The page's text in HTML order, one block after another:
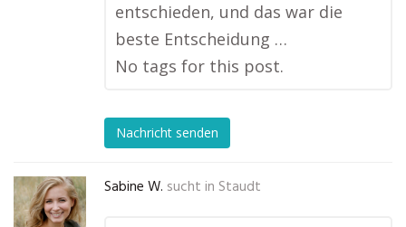
entschieden, und das war die
beste Entscheidung …
No tags for this post.
Nachricht senden
Sabine W. sucht in Staudt